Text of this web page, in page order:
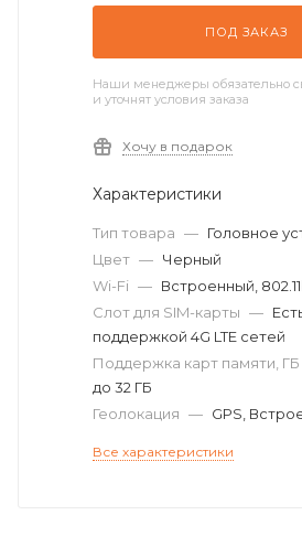
ПОД ЗАКАЗ
Наши менеджеры обязательно
и уточнят условия заказа
Хочу в подарок
Характеристики
Тип товара — Головное
Цвет — Черный
Wi-Fi — Встроенный,
Слот для SIM-карты —
поддержкой 4G LTE сетей
Поддержка карт памяти, ГБ
до 32 ГБ
Геолокация — GPS,
Все характеристики